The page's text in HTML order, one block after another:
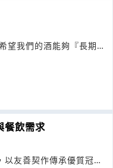
餐飲需求
友善契作傳承優質冠軍